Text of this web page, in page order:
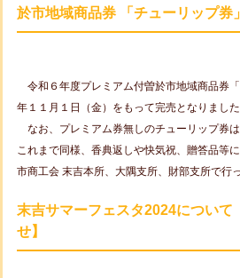
於市地域商品券 「チューリップ券
令和６年度プレミアム付曽於市地域商品券
年１１月１日（金）をもって完売となりまし
なお、プレミアム券無しのチューリップ券は
これまで同様、香典返しや快気祝、贈答品等
市商工会 末吉本所、大隅支所、財部支所で行
末吉サマーフェスタ2024について
せ】